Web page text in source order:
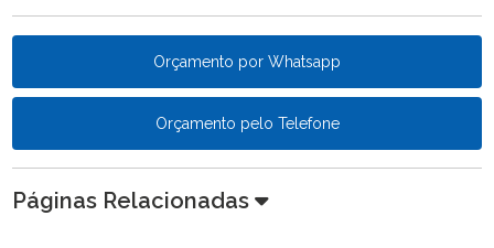
Orçamento por Whatsapp
Orçamento pelo Telefone
Páginas Relacionadas